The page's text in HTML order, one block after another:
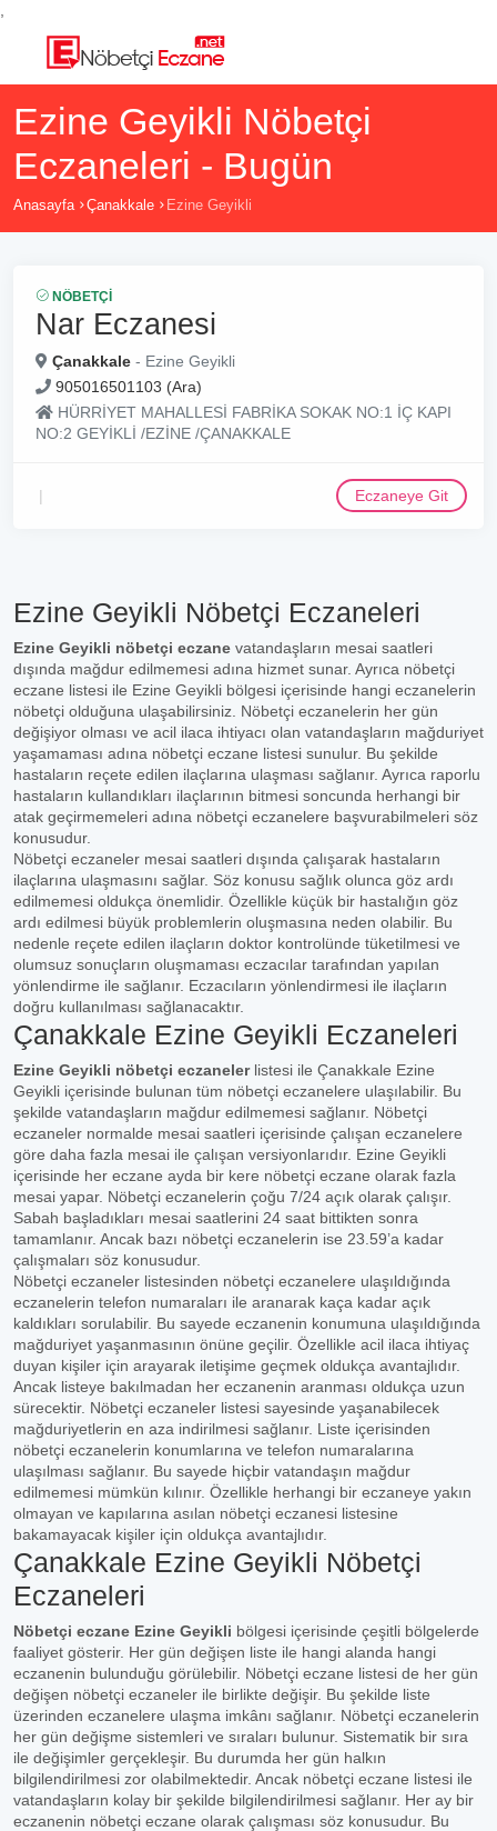
Ezine Geyikli Nöbetçi
Eczaneleri - Bugün
Anasayfa Çanakkale Ezine Geyikli
NÖBETÇI
Nar Eczanesi
Çanakkale - Ezine Geyikli
905016501103 (Ara)
HÜRRİYET MAHALLESİ FABRİKA SOKAK NO:1 İÇ KAPI
NO:2 GEYİKLİ /EZİNE /ÇANAKKALE
Eczaneye Git
Ezine Geyikli Nöbetçi Eczaneleri
Ezine Geyikli nöbetçi eczane vatandaşların mesai saatleri
dışında mağdur edilmemesi adına hizmet sunar. Ayrıca nöbetçi
eczane listesi ile Ezine Geyikli bölgesi içerisinde hangi eczanelerin
nöbetçi olduğuna ulaşabilirsiniz. Nöbetçi eczanelerin her gün
değişiyor olması ve acil ilaca ihtiyacı olan vatandaşların mağduriyet
yaşamaması adına nöbetçi eczane listesi sunulur. Bu şekilde
hastaların reçete edilen ilaçlarına ulaşması sağlanır. Ayrıca raporlu
hastaların kullandıkları ilaçlarının bitmesi soncunda herhangi bir
atak geçirmemeleri adına nöbetçi eczanelere başvurabilmeleri söz
konusudur.
Nöbetçi eczaneler mesai saatleri dışında çalışarak hastaların
ilaçlarına ulaşmasını sağlar. Söz konusu sağlık olunca göz ardı
edilmemesi oldukça önemlidir. Özellikle küçük bir hastalığın göz
ardı edilmesi büyük problemlerin oluşmasına neden olabilir. Bu
nedenle reçete edilen ilaçların doktor kontrolünde tüketilmesi ve
olumsuz sonuçların oluşmaması eczacılar tarafından yapılan
yönlendirme ile sağlanır. Eczacıların yönlendirmesi ile ilaçların
doğru kullanılması sağlanacaktır.
Çanakkale Ezine Geyikli Eczaneleri
Ezine Geyikli nöbetçi eczanelerlistesi ile Çanakkale Ezine
Geyikli içerisinde bulunan tüm nöbetçi eczanelere ulaşılabilir. Bu
şekilde vatandaşların mağdur edilmemesi sağlanır. Nöbetçi
eczaneler normalde mesai saatleri içerisinde çalışan eczanelere
göre daha fazla mesai ile çalışan versiyonlarıdır. Ezine Geyikli
içerisinde her eczane ayda bir kere nöbetçi eczane olarak fazla
mesai yapar. Nöbetçi eczanelerin çoğu 7/24 açık olarak çalışır.
Sabah başladıkları mesai saatlerini 24 saat bittikten sonra
tamamlanır. Ancak bazı nöbetçi eczanelerin ise 23.59’a kadar
çalışmaları söz konusudur.
Nöbetçi eczaneler listesinden nöbetçi eczanelere ulaşıldığında
eczanelerin telefon numaraları ile aranarak kaça kadar açık
kaldıkları sorulabilir. Bu sayede eczanenin konumuna ulaşıldığında
mağduriyet yaşanmasının önüne geçilir. Özellikle acil ilaca ihtiyaç
duyan kişiler için arayarak iletişime geçmek oldukça avantajlıdır.
Ancak listeye bakılmadan her eczanenin aranması oldukça uzun
sürecektir. Nöbetçi eczaneler listesi sayesinde yaşanabilecek
mağduriyetlerin en aza indirilmesi sağlanır. Liste içerisinden
nöbetçi eczanelerin konumlarına ve telefon numaralarına
ulaşılması sağlanır. Bu sayede hiçbir vatandaşın mağdur
edilmemesi mümkün kılınır. Özellikle herhangi bir eczaneye yakın
olmayan ve kapılarına asılan nöbetçi eczanesi listesine
bakamayacak kişiler için oldukça avantajlıdır.
Çanakkale Ezine Geyikli Nöbetçi
Eczaneleri
Nöbetçi eczane Ezine Geyikli bölgesi içerisinde çeşitli bölgelerde
faaliyet gösterir. Her gün değişen liste ile hangi alanda hangi
eczanenin bulunduğu görülebilir. Nöbetçi eczane listesi de her gün
değişen nöbetçi eczaneler ile birlikte değişir. Bu şekilde liste
üzerinden eczanelere ulaşma imkânı sağlanır. Nöbetçi eczanelerin
her gün değişme sistemleri ve sıraları bulunur. Sistematik bir sıra
ile değişimler gerçekleşir. Bu durumda her gün halkın
bilgilendirilmesi zor olabilmektedir. Ancak nöbetçi eczane listesi ile
vatandaşların kolay bir şekilde bilgilendirilmesi sağlanır. Her ay bir
eczanenin nöbetçi eczane olarak çalışması söz konusudur. Bu